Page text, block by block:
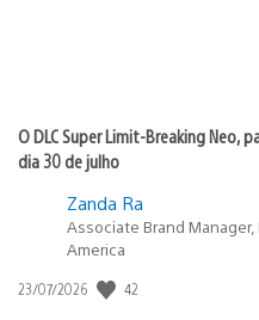
O DLC Super Limit-Breaking Neo,
dia 30 de julho
Zanda Ra
Associate Brand
America
Data
23/07/2026 42